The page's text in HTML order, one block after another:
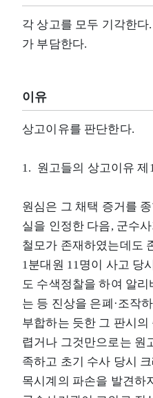
각 상고를 모두 기각한
가 부담한다.
이유
상고이유를 판단한다.
1. 원고들의 상고이유 제
원심은 그 채택 증거를
실을 인정한 다음, 군수
철모가 존재하였는데도
1분대원 11명이 사고 당
도 수색정찰을 하여 알
는 등 진상을 은폐·조작
부합하는 듯한 그 판시
렵거나 그것만으로는 원
족하고 초기 수사 당시
목시계의 파손을 발견하